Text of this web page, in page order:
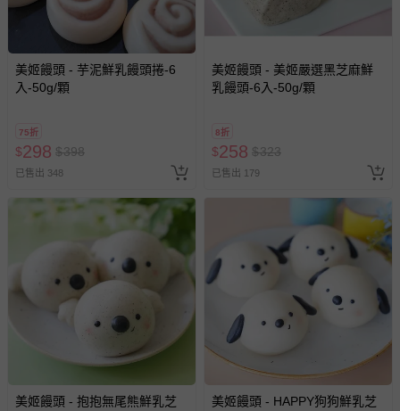
美姬饅頭 - 芋泥鮮乳饅頭捲-6
入-50g/顆
75折
$298 $398
已售出 348
美姬饅頭 - 美姬嚴選黑芝麻鮮
乳饅頭-6入-50g/顆
8折
$258 $323
已售出 179
美姬饅頭 - 抱抱無尾熊鮮乳芝
美姬饅頭 - HAPPY狗狗鮮乳芝